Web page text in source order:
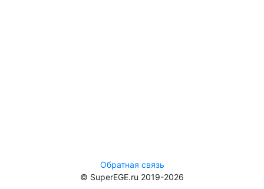
Обратная связь
© SuperEGE.ru 2019-2026